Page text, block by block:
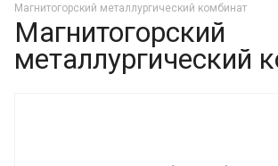
Магнитогорский металлургический комбинат
Магнитогорский
металлургический